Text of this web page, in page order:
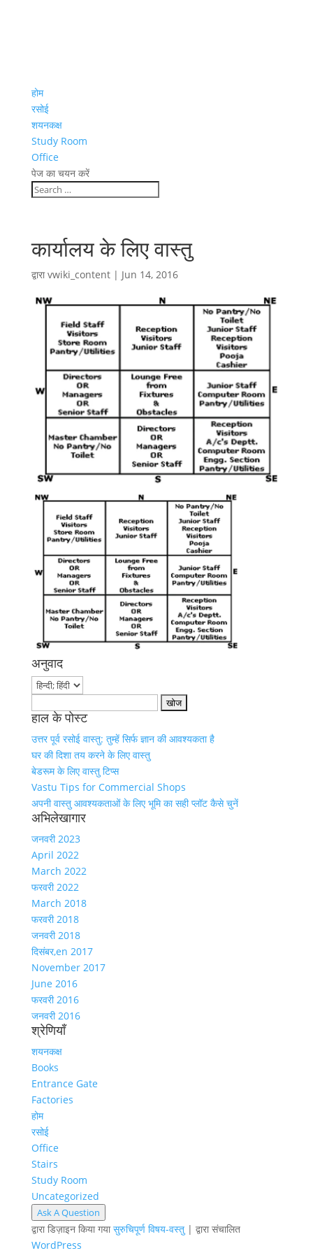
होम
रसोई
शयनकक्ष
Study Room
Office
पेज का चयन करें
कार्यालय के लिए वास्तु
द्वाराvwiki_content| Jun 14, 2016
अनुवाद
for:
हाल के पोस्ट
उत्तर पूर्व रसोई वास्तु: तुम्हें सिर्फ ज्ञान की आवश्यकता है
घर की दिशा तय करने के लिए वास्तु
बेडरूम के लिए वास्तु टिप्स
Vastu Tips for Commercial Shops
अपनी वास्तु आवश्यकताओं के लिए भूमि का सही प्लॉट कैसे चुनें
अभिलेखागार
जनवरी 2023
April 2022
March 2022
फरवरी 2022
March 2018
फरवरी 2018
जनवरी 2018
दिसंबर,en 2017
November 2017
June 2016
फरवरी 2016
जनवरी 2016
श्रेणियाँ
शयनकक्ष
Books
Entrance Gate
Factories
होम
रसोई
Office
Stairs
Study Room
Uncategorized
Ask A Question
द्वारा डिज़ाइन किया गयासुरुचिपूर्ण विषय-वस्तु| द्वारा संचालित
WordPress